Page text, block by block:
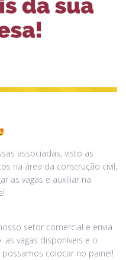
associadas, visto as
na área da construção civil,
as vagas e auxiliar na
setor comercial e envia
as vagas disponíveis e o
colocar no painel!